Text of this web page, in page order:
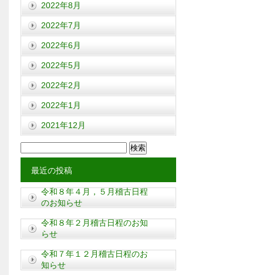
2022年8月
2022年7月
2022年6月
2022年5月
2022年2月
2022年1月
2021年12月
索:
最近の投稿
令和８年４月，５月稽古日程
のお知らせ
令和８年２月稽古日程のお知
らせ
令和７年１２月稽古日程のお
知らせ